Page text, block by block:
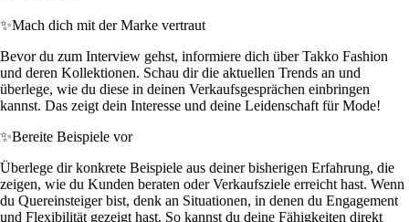
✨Mach dich mit der Marke vertraut
Bevor du zum Interview gehst, informiere dich über Takko Fashion
und deren Kollektionen. Schau dir die aktuellen Trends an und
überlege, wie du diese in deinen Verkaufsgesprächen einbringen
kannst. Das zeigt dein Interesse und deine Leidenschaft für Mode!
✨Bereite Beispiele vor
Überlege dir konkrete Beispiele aus deiner bisherigen Erfahrung, die
zeigen, wie du Kunden beraten oder Verkaufsziele erreicht hast. Wenn
du Quereinsteiger bist, denk an Situationen, in denen du Engagement
und Flexibilität gezeigt hast. So kannst du deine Fähigkeiten direkt